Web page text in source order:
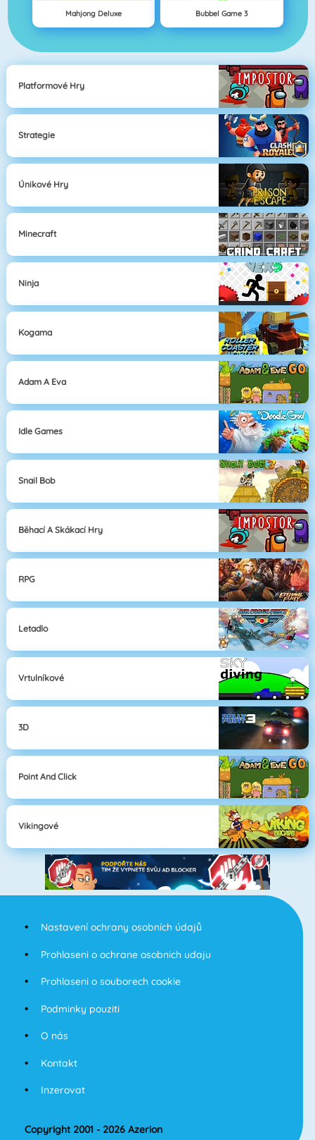
Mahjong Deluxe Bubbel Game 3
Platformové Hry
Strategie
Únikové Hry
Minecraft
Ninja
Kogama
Adam A Eva
Idle Games
Snail Bob
Běhací A Skákací Hry
RPG
Letadlo
Vrtulníkové
3D
Point And Click
Vikingové
Nastavení ochrany osobních údajů
Prohlaseni o ochrane osobnich udaju
Prohlaseni o souborech cookie
Podminky pouziti
O nás
Kontakt
Inzerovat
Copyright 2001 - 2026 Azerion